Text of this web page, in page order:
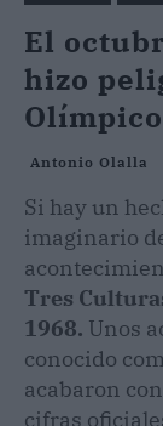
El
hizo
Antonio Olalla
Si hay un
imaginario
Tres
1968. Unos
conocido
acabaron
cifras